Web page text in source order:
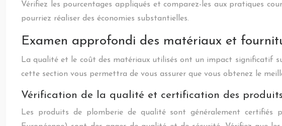
Vérifiez les pourcentages appliqués et comparez-les aux pratiques
pourriez réaliser des économies substantielles.
Examen approfondi des matériaux et
La qualité et le coût des matériaux utilisés ont un impact significatif
cette section vous permettra de vous assurer que vous obtenez le
Vérification de la qualité et certification des
Les produits de plomberie de qualité sont généralement certifiés